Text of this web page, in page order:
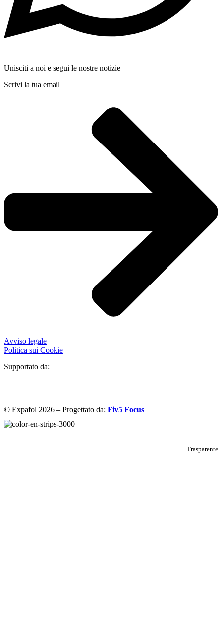
Unisciti a noi e segui le nostre notizie
Scrivi la tua email
Avviso legale
Politica sui Cookie
Supportato da:
© Expafol 2026 – Progettato da: Fiv5 Focus
Trasparente